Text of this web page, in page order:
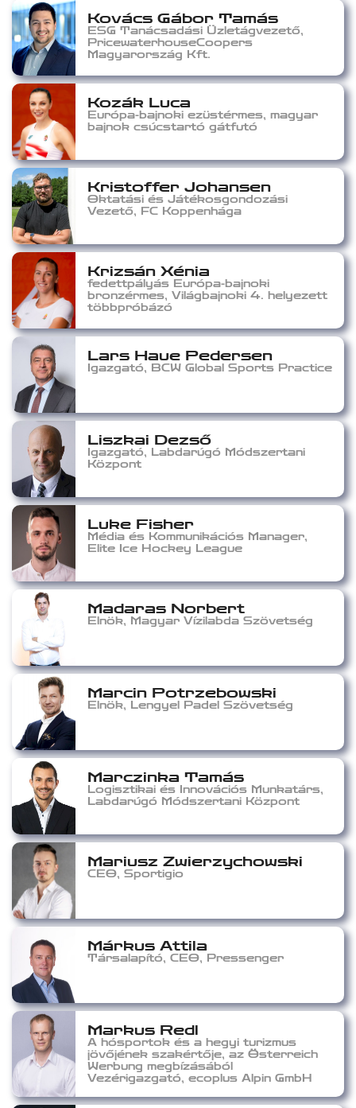
Kovács Gábor Tamás
ESG Tanácsadási Üzletágvezető,
PricewaterhouseCoopers
Magyarország Kft.
Kozák Luca
Európa-bajnoki ezüstérmes, magyar
bajnok csúcstartó gátfutó
Kristoffer Johansen
Oktatási és Játékosgondozási
Vezető, FC Koppenhága
Krizsán Xénia
fedettpályás Európa-bajnoki
bronzérmes, Világbajnoki 4. helyezett
többpróbázó
Lars Haue Pedersen
Igazgató, BCW Global Sports Practice
Liszkai Dezső
Igazgató, Labdarúgó Módszertani
Központ
Luke Fisher
Média és Kommunikációs Manager,
Elite Ice Hockey League
Madaras Norbert
Elnök, Magyar Vízilabda Szövetség
Marcin Potrzebowski
Elnök, Lengyel Padel Szövetség
Marczinka Tamás
Logisztikai és Innovációs Munkatárs,
Labdarúgó Módszertani Központ
Mariusz Zwierzychowski
CEO, Sportigio
Márkus Attila
Társalapító, CEO, Pressenger
Markus Redl
A hósportok és a hegyi turizmus
jövőjének szakértője, az Österreich
Werbung megbízásából
Vezérigazgató, ecoplus Alpin GmbH